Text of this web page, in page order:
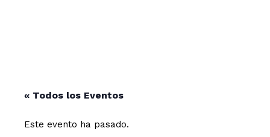
« Todos los Eventos
Este evento ha pasado.